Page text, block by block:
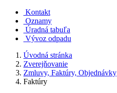
Kontakt
Oznamy
Úradná tabuľa
Vývoz odpadu
Úvodná stránka
Zverejňovanie
Zmluvy, Faktúry, Objednávky
Faktúry